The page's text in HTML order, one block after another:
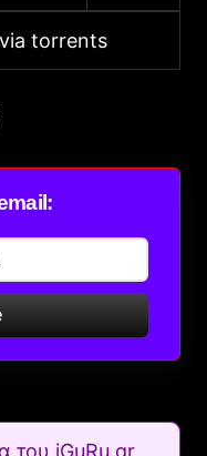
torrents
του iGuRu.gr